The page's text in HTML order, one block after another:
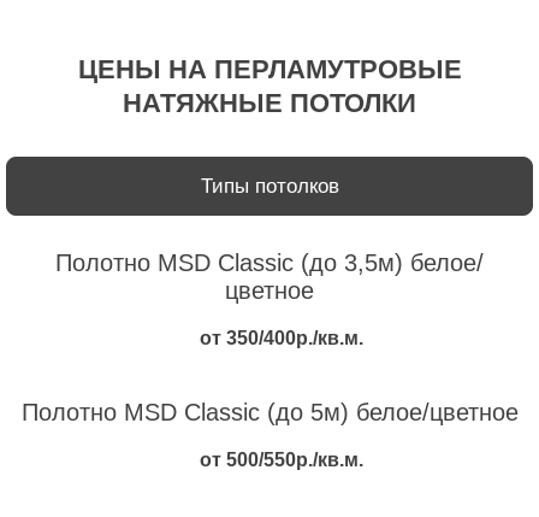
ЦЕНЫ НА ПЕРЛАМУТРОВЫЕ
НАТЯЖНЫЕ ПОТОЛКИ
Типы потолков
Полотно MSD Classic (до 3,5м) белое/
цветное
от 350/400р./кв.м.
Полотно MSD Classic (до 5м) белое/цветное
от 500/550р./кв.м.